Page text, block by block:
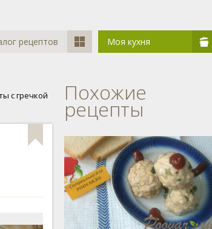
рецептов Моя кухня
с гречкой Похожие
рецепты